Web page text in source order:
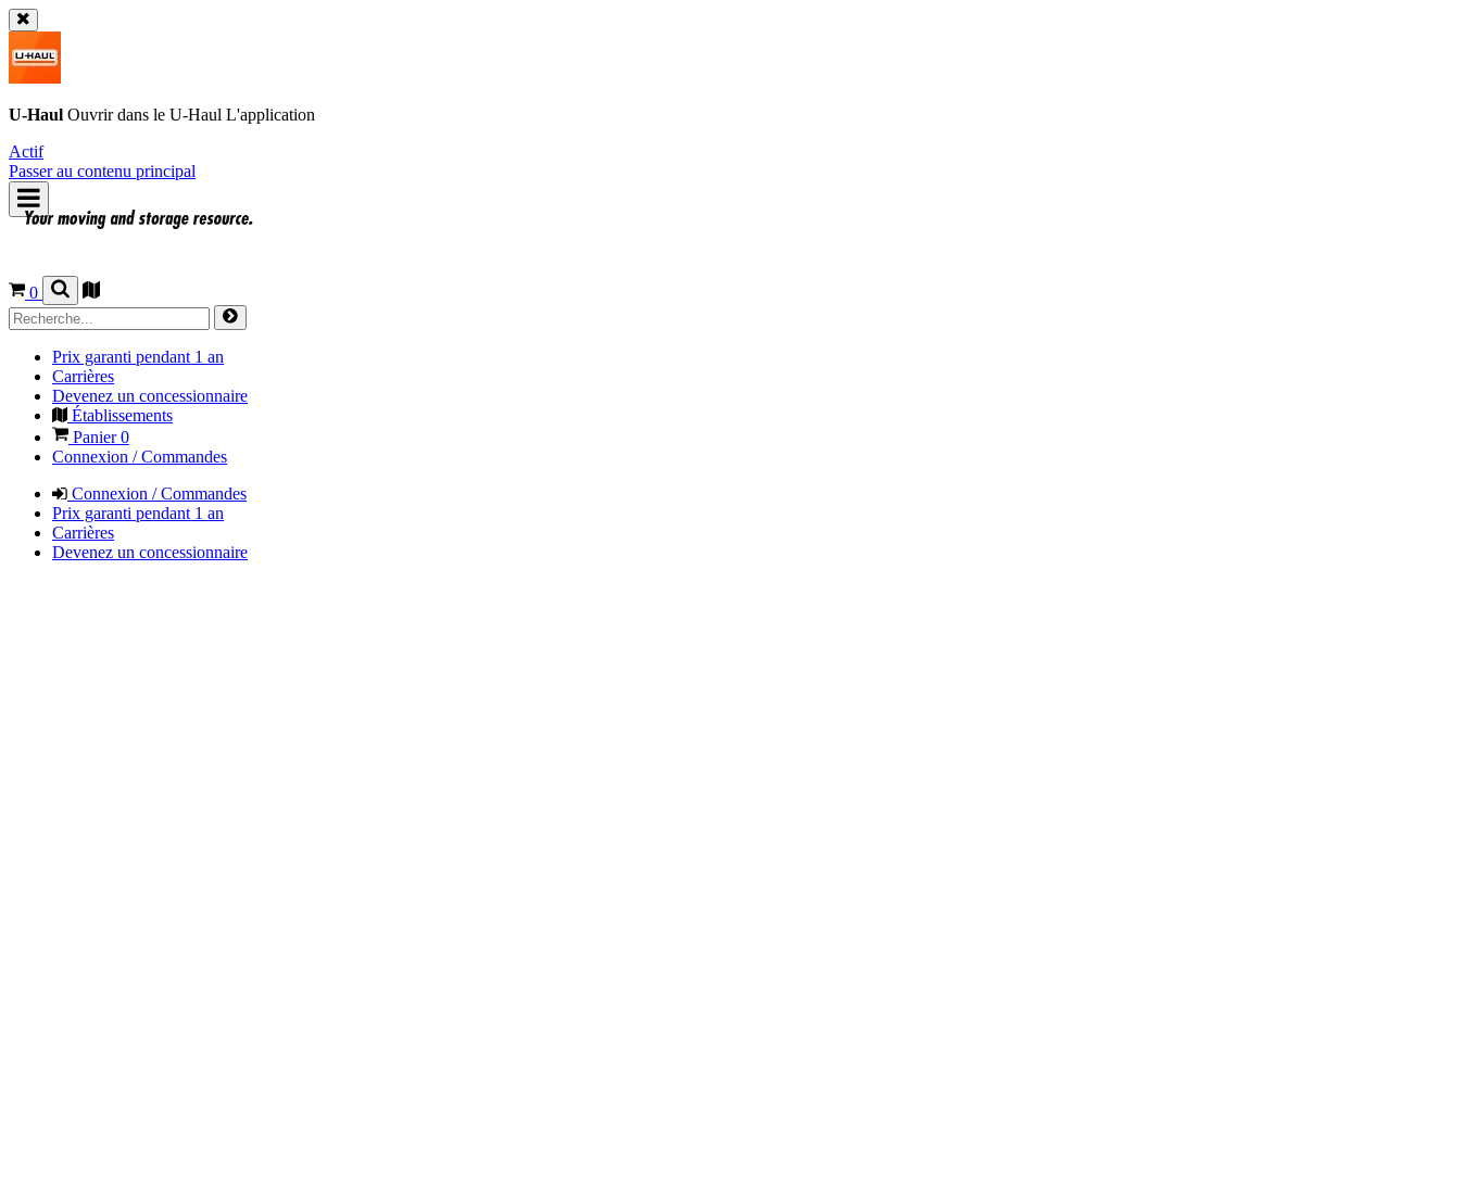
U-Haul Ouvrir dans le U-Haul L'application
Actif
Passer au contenu principal
0
Prix garanti pendant 1 an
Carrières
Devenez un concessionnaire
Établissements
Panier0
Connexion / Commandes
Connexion / Commandes
Prix garanti pendant 1 an
Carrières
Devenez un concessionnaire